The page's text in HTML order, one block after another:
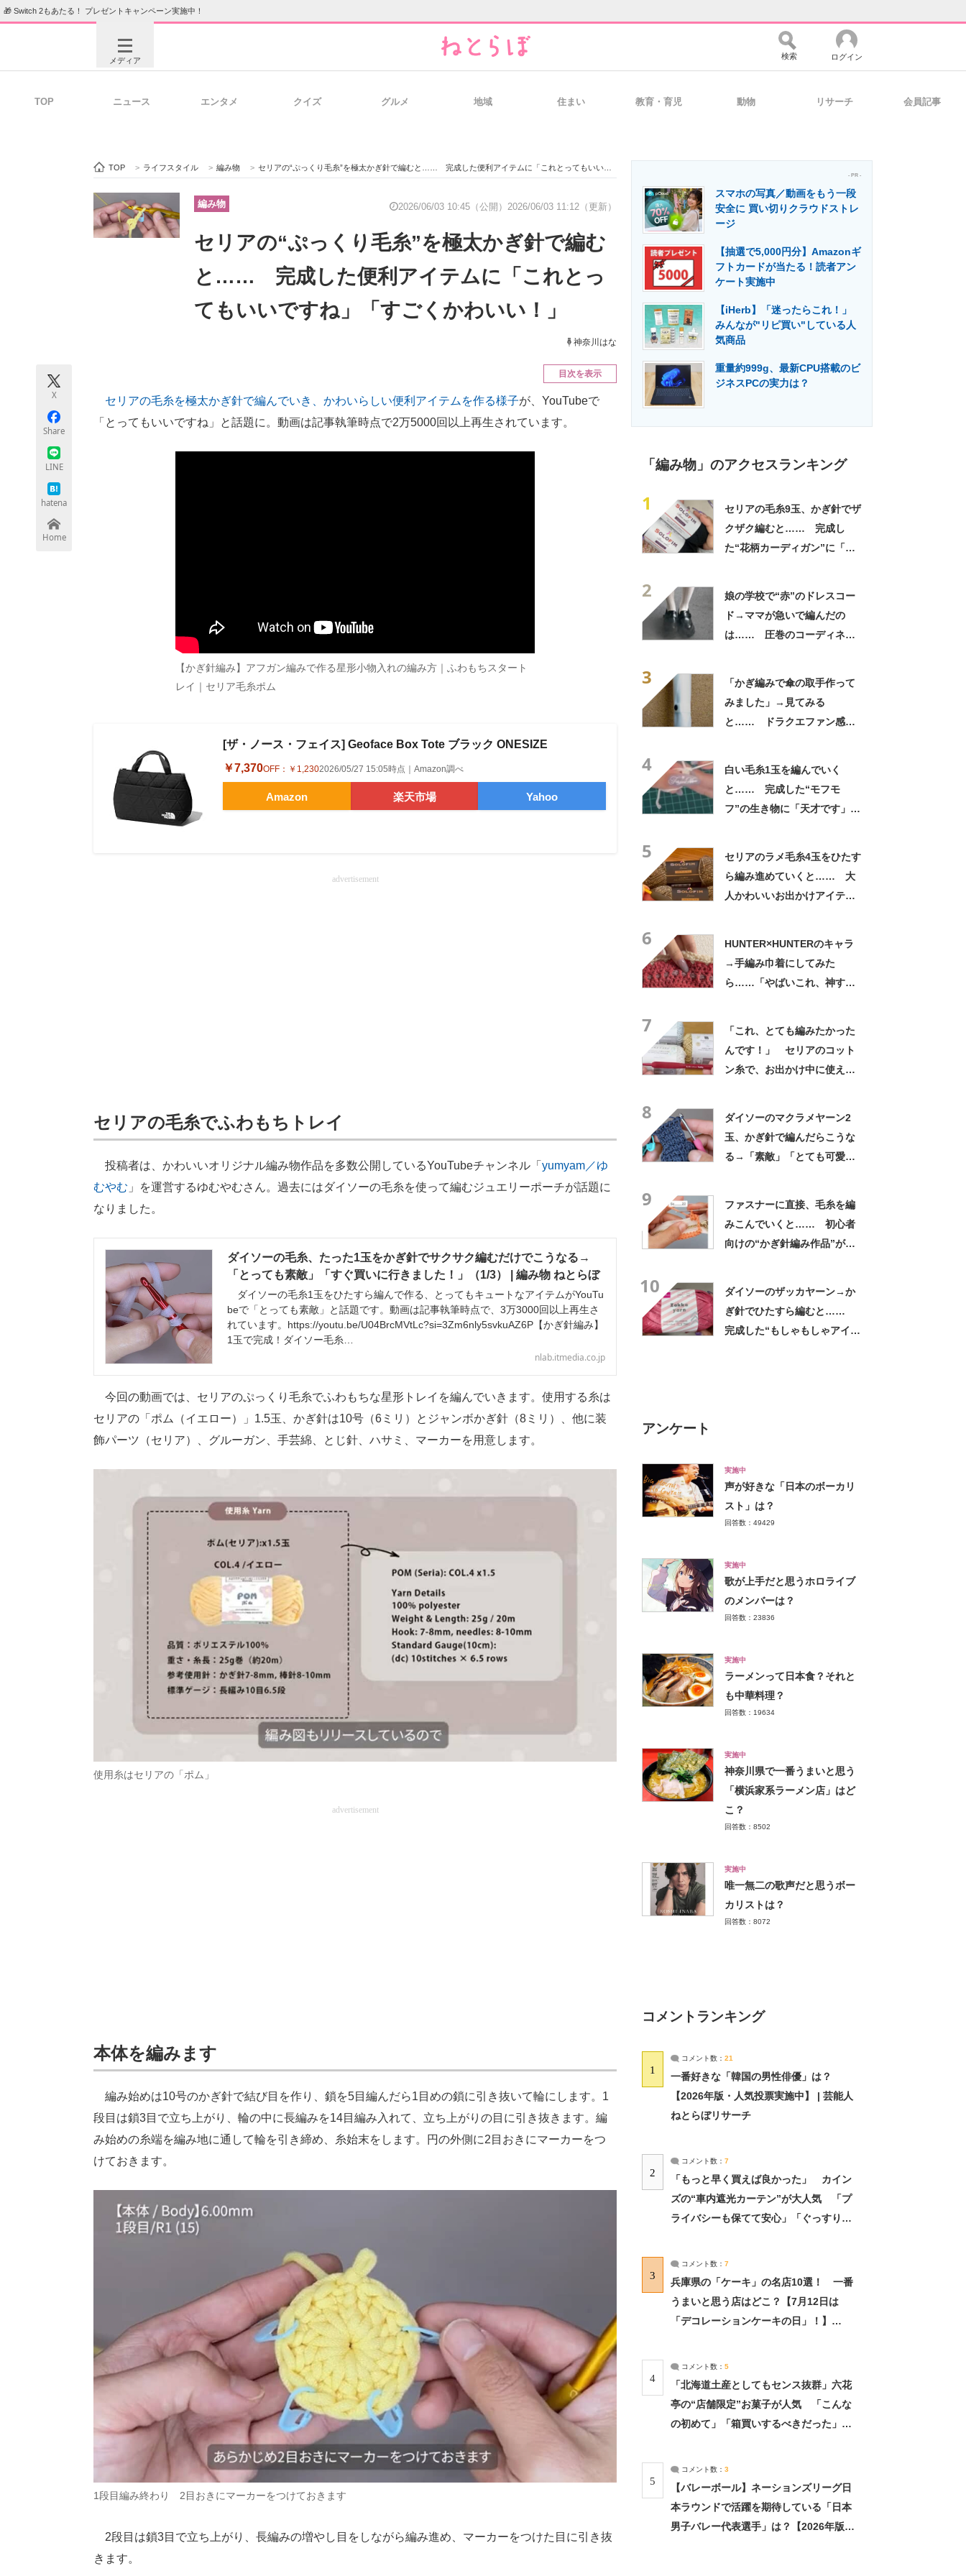
🎁 Switch 2もあたる！ プレゼントキャンペーン実施中！
メディア
ビジネスと働き方のヒント 経営リーダーのコミュニティ マーケ×ITの今がよく分かる
企業向けIT製品の総合サイト 製造業のIT導入・活用を支援
エネルギーの専門メディア 建設×テクノロジーの最前線
ちょっと気になるネットの話題
検索 ログイン
TOP ニュース エンタメ クイズ グルメ 地域 住まい 教育・育児 動物 リサーチ 会員記事
TOP > ライフスタイル > 編み物 > セリアの“ぷっくり毛糸”を極太かぎ針で編むと…… 完成した便利アイテムに「これとってもいいですね」「すごくかわいい！」
編み物 2026/06/03 10:45（公開） 2026/06/03 11:12（更新）
セリアの“ぷっくり毛糸”を極太かぎ針で編む
と…… 完成した便利アイテムに「これとっ
てもいいですね」「すごくかわいい！」
神奈川はな
X
Share
LINE
hatena
Home
目次を表示
セリアの毛糸を極太かぎ針で編んでいき、かわいらしい便利アイテムを作る様子が、YouTubeで
「とってもいいですね」と話題に。動画は記事執筆時点で2万5000回以上再生されています。
【かぎ針編み】アフガン編みで作る星形小物入れの編み方｜ふわもちスタート
レイ｜セリア毛糸ポム
[ザ・ノース・フェイス] Geoface Box Tote ブラック ONESIZE
￥7,370OFF： ￥1,2302026/05/27 15:05時点｜Amazon調べ
Amazon 楽天市場 Yahoo
advertisement
セリアの毛糸でふわもちトレイ
投稿者は、かわいいオリジナル編み物作品を多数公開しているYouTubeチャンネル「 yumyam／ゆ
むやむ 」を運営するゆむやむさん。過去にはダイソーの毛糸を使って編むジュエリーポーチが話題に
なりました。
ダイソーの毛糸、たった1玉をかぎ針でサクサク編むだけでこうなる→
「とっても素敵」「すぐ買いに行きました！」（1/3） | 編み物 ねとらぼ
ダイソーの毛糸1玉をひたすら編んで作る、とってもキュートなアイテムがYouTu
beで「とっても素敵」と話題です。動画は記事執筆時点で、3万3000回以上再生さ
れています。https://youtu.be/U04BrcMVtLc?si=3Zm6nly5svkuAZ6P【かぎ針編み】
1玉で完成！ダイソー毛糸…
nlab.itmedia.co.jp
今回の動画では、セリアのぷっくり毛糸でふわもちな星形トレイを編んでいきます。使用する糸は
セリアの「ポム（イエロー）」1.5玉、かぎ針は10号（6ミリ）とジャンボかぎ針（8ミリ）、他に装
飾パーツ（セリア）、グルーガン、手芸綿、とじ針、ハサミ、マーカーを用意します。
使用糸はセリアの「ポム」
advertisement
本体を編みます
編み始めは10号のかぎ針で結び目を作り、鎖を5目編んだら1目めの鎖に引き抜いて輪にします。1
段目は鎖3目で立ち上がり、輪の中に長編みを14目編み入れて、立ち上がりの目に引き抜きます。編
み始めの糸端を編み地に通して輪を引き締め、糸始末をします。円の外側に2目おきにマーカーをつ
けておきます。
1段目編み終わり 2目おきにマーカーをつけておきます
2段目は鎖3目で立ち上がり、長編みの増やし目をしながら編み進め、マーカーをつけた目に引き抜
きます。
- PR -
スマホの写真／動画をもう一段
安全に 買い切りクラウドストレ
ージ
【抽選で5,000円分】Amazonギ
フトカードが当たる！読者アン
ケート実施中
【iHerb】「迷ったらこれ！」
みんなが"リピ買い"している人
気商品
重量約999g、最新CPU搭載のビ
ジネスPCの実力は？
「編み物」のアクセスランキング
1
セリアの毛糸9玉、かぎ針でザ
クザク編むと…… 完成し
た“花柄カーディガン”に「す
2
娘の学校で“赤”のドレスコー
ド→ママが急いで編んだの
は…… 圧巻のコーディネー
3
「かぎ編みで傘の取手作って
みました」→見てみる
と…… ドラクエファン感動
4
白い毛糸1玉を編んでいく
と…… 完成した“モフモ
フ”の生き物に「天才です」
5
セリアのラメ毛糸4玉をひたす
ら編み進めていくと…… 大
人かわいいお出かけアイテム
6
HUNTER×HUNTERのキャラ
→手編み巾着にしてみた
ら……「やばいこれ、神すぎ
7
「これ、とても編みたかった
んです！」 セリアのコット
ン糸で、お出かけ中に使える
8
ダイソーのマクラメヤーン2
玉、かぎ針で編んだらこうな
る→「素敵」「とても可愛
9
ファスナーに直接、毛糸を編
みこんでいくと…… 初心者
向けの“かぎ針編み作品”が
10
ダイソーのザッカヤーン→か
ぎ針でひたすら編むと……
完成した“もしゃもしゃアイテ
アンケート
実施中
声が好きな「日本のボーカリ
スト」は？
回答数：49429
実施中
歌が上手だと思うホロライブ
のメンバーは？
回答数：23836
実施中
ラーメンって日本食？それと
も中華料理？
回答数：19634
実施中
神奈川県で一番うまいと思う
「横浜家系ラーメン店」はど
こ？
回答数：8502
実施中
唯一無二の歌声だと思うボー
カリストは？
回答数：8072
コメントランキング
1
コメント数： 21
一番好きな「韓国の男性俳優」は？
【2026年版・人気投票実施中】 | 芸能人
ねとらぼリサーチ
2
コメント数： 7
「もっと早く買えば良かった」 カイン
ズの“車内遮光カーテン”が大人気 「プ
ライバシーも保てて安心」「ぐっすり眠
3
コメント数： 7
兵庫県の「ケーキ」の名店10選！ 一番
うまいと思う店はどこ？【7月12日は
「デコレーションケーキの日」！】
4
コメント数： 5
「北海道土産としてもセンス抜群」六花
亭の“店舗限定”お菓子が人気 「こんな
の初めて」「箱買いするべきだった」
5
コメント数： 3
【バレーボール】ネーションズリーグ日
本ラウンドで活躍を期待している「日本
男子バレー代表選手」は？【2026年版・